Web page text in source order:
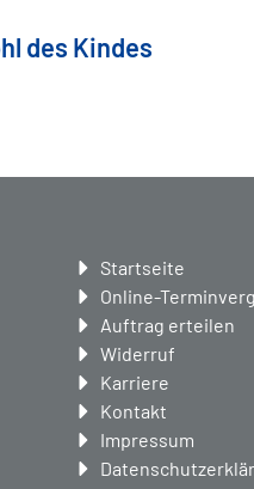
des Kindes
Navigation
überspringen
Startseite
Online-
Auftrag erteilen
Widerruf
Karriere
Kontakt
Impressum